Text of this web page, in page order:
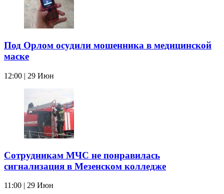
Под Орлом осудили мошенника в медицинской
маске
12:00 | 29 Июн
Сотрудникам МЧС не понравилась
сигнализация в Мезенском колледже
11:00 | 29 Июн